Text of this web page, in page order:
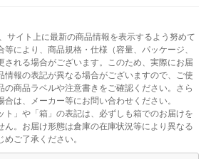
サイト上に最新の商品情報を表示するよう努めて
により、商品規格・仕様（容量、パッケージ、
される場合がございます。このため、実際にお届
情報の表記が異なる場合がございますので、ご使
の商品ラベルや注意書きをご確認ください。さら
は、メーカー等にお問い合わせください。
ト」や「箱」の表記は、必ずしも箱でのお届けを
ん。お届け形態は倉庫の在庫状況等により異なる
ご了承ください。